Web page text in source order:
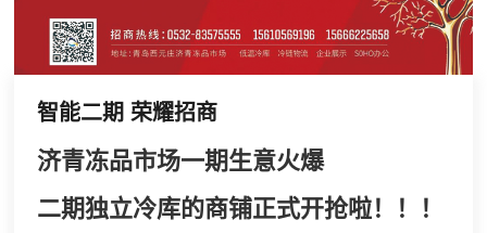
智能二期 荣耀招商
济青冻品市场一期生意火爆
二期独立冷库的商铺正式开抢啦！！！